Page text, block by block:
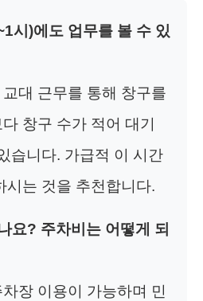
시)에도 업무를 볼 수 있
대 근무를 통해 창구를
창구 수가 적어 대기
습니다. 가급적 이 시간
시는 것을 추천합니다.
요? 주차비는 어떻게 되
장 이용이 가능하며 민